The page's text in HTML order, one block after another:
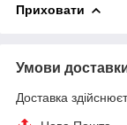
Приховати
Умови
Доставка